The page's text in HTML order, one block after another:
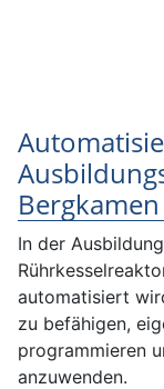
Bergkamen
In der
automatisiert
zu befähigen,
programmieren
anzuwenden.